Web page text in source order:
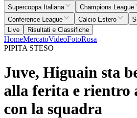
Supercoppa Italiana
Champions League
Conference League
Calcio Estero
Live
Risultati e Classifiche
HomeMercatoVideoFotoRosa
PIPITA STESO
Juve, Higuain sta
alla ferita e rientro
con la squadra